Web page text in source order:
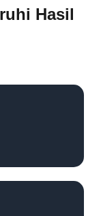
Hasil